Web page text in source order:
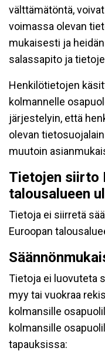
välttämätöntä,
voimassa olevan
mukaisesti ja
salassapito ja
Henkilötietojen
kolmannelle
järjestelyin, että
olevan
muutoin
Tietojen siirto
talousalueen
Tietoja ei siirretä
Euroopan
Tietoja ei luovuteta
myy tai vuokraa
kolmansille
kolmansille
tapauksissa: